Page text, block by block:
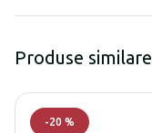
Produse similare
-20 %